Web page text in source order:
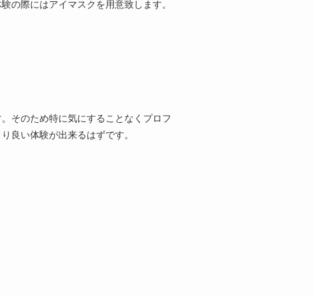
の際にはアイマスクを用意致します。
そのため特に気にすることなくプロフ
良い体験が出来るはずです。